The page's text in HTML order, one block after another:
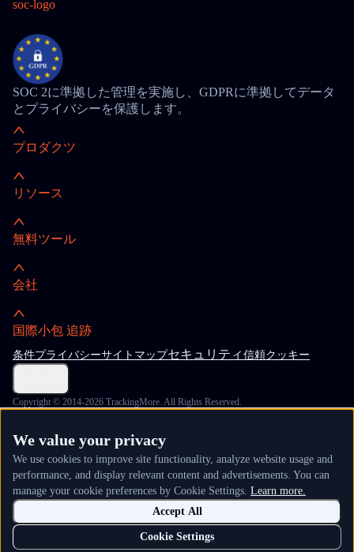
SOC 2に準拠した管理を実施し、GDPRに準拠してデータ
とプライバシーを保護します。
プロダクツ
リソース
無料ツール
会社
国際小包 追跡
条件プライバシーサイトマップセキュリティ 信頼クッキー
Copyright © 2014-2026 TrackingMore. All Rights Reserved.
We value your privacy
We use cookies to improve site functionality, analyze website usage and
performance, and display relevant content and advertisements. You can
manage your cookie preferences by Cookie Settings. Learn more.
Cookie Settings
Accept All